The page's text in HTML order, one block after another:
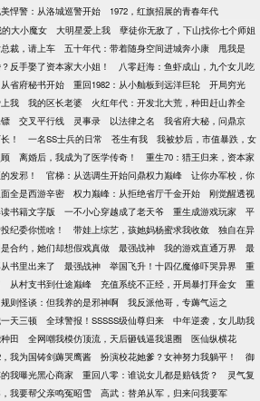
悍警：从洛城巡警开始 1972，红旗招展的青春年代
大小魔女 大明星爱上我
孽徒你无敌了，下山找你七个师姐
裁，请上车 五十年代：带着随身空间进城奔小康
甩我是
反手娶了资本家大小姐！
八零赶海：鱼虾成山，九个女儿吃
省府秘书开始 重回1982：从小舢板到远洋巨轮
开局穷光
我 我的区长老婆
火红年代：开发北大荒，种田赶山养全
交叉平行线 灵事录 以法律之名
我省府大秘，问鼎京
！ 一名SS士兵的日常 苍生有我
我被炒后，市值暴跌，女
离婚后，我成为了医学传奇！
重生70：猎王归来，资本家
发邪！ 官梯：从选调生开始问鼎权力巅峰
让你办军校，你
全是西游辛密 权力巅峰：从拒绝省厅千金开始
刚觉醒透视
书籍文字版 一不小心穿越成了老天爷 重生成游戏玩家
平
纪委你慌啥！ 带娃上综艺，孩她妈杨蜜求我收敛
独自在异
合约，她们却想假戏真做 最强战神 我的游戏直通万界
最
书里出来了 最强战神 举国飞升！十四亿魔修吓哭异界
重
从村支书到仕途巅峰 充值系统不正经，开局暴打拜金女
重
规则怪谈：但我养的是邪神啊
我反派他哥，专薅气运之
天三顿 全球警报！SSSSS级仙尊归来
中年逆袭，女儿助我
田 全网嘲我模仿顶流，天后砸钱逼我退圈
医仙纵横花
我为国铸剑薅哭鹰酱 扮演校花她爹？女神努力我躺平！
御
我曝光黑心商家 重回八零：谁说女儿都是赔钱货？
灵气复
我要帮父亲鸣冤昭雪 高武：替弟从军，归来问我要军